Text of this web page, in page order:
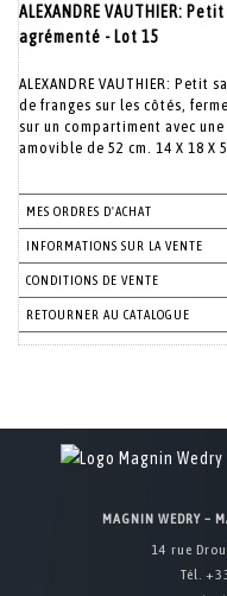
ALEXANDRE VAUTHIER:
agrémenté - Lot 15
ALEXANDRE VAUTHIER:
de franges sur les côtés,
sur un compartiment avec
amovible de 52 cm. 14 X 18 X
MES ORDRES D'ACHAT
INFORMATIONS SUR LA VENTE
CONDITIONS DE VENTE
RETOURNER AU CATALOGUE
MAGNIN WEDRY –
14 rue
Tél.